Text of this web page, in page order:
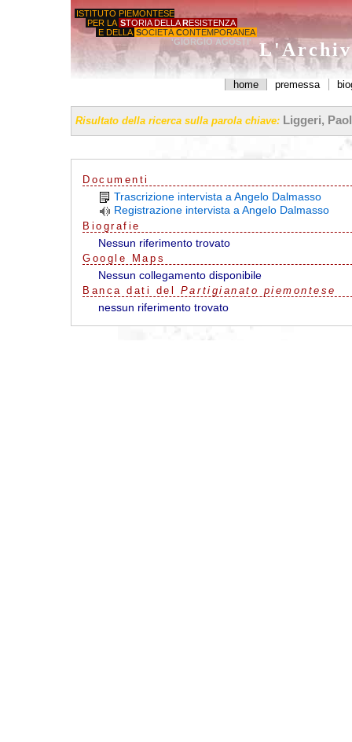
ISTITUTO PIEMONTESE
PER LA STORIA DELLA RESISTENZA
E DELLA SOCIETÀ CONTEMPORANEA
'GIORGIO AGOSTI'
home premessa
Risultato della ricerca sulla parola chiave: Liggeri,
Documenti
Trascrizione intervista a Angelo Dalmasso
Registrazione intervista a Angelo Dalmasso
Biografie
Nessun riferimento trovato
G oo g e Maps
Nessun collegamento disponibile
Banca dati del Partigianato piemontese
nessun riferimento trovato